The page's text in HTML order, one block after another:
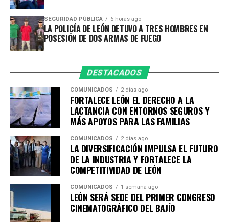
disponibles para perfiles que van desde educación básica
hasta nivel profesional.
Como resultado de esta política de facilitación y
registra 531 millones de dólares en inversiones
internacional, que representan más de 10 mil empleos
comprometidos, oportunidades que fortalecen la
economía de las familias y consolidan al municipio como
un destino competitivo para el desarrollo de nuevos
La ANIVIP agrupa a fabricantes de elementos
prefabricados de concreto, proveedores, fabricantes de
insumos y empresas especializadas en maquinaria y
tecnología para la construcción.
Héctor Rodríguez Velázquez resaltó que uno de los
SEGURIDAD PÚBLICA 6 horas ago
LA POLICÍA DE LEÓN DETUVO A TRES HOMBRES EN
POSESIÓN DE DOS ARMAS DE FUEGO
DESTACADOS
COMUNICADOS 2 días ago
FORTALECE LEÓN EL DERECHO A LA
LACTANCIA CON ENTORNOS SEGUROS Y
MÁS APOYOS PARA LAS FAMILIAS
COMUNICADOS 2 días ago
LA DIVERSIFICACIÓN IMPULSA EL FUTURO
DE LA INDUSTRIA Y FORTALECE LA
COMPETITIVIDAD DE LEÓN
COMUNICADOS 1 semana ago
LEÓN SERÁ SEDE DEL PRIMER CONGRESO
CINEMATOGRÁFICO DEL BAJÍO